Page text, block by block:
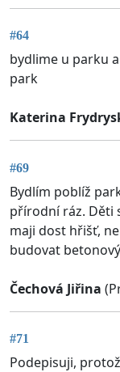
#64
bydlime u parku
park
Katerina
#69
Bydlím poblíž
přírodní ráz. Děti
maji dost hřišť,
budovat
Čechová Jiřina
#71
Podepisuji,